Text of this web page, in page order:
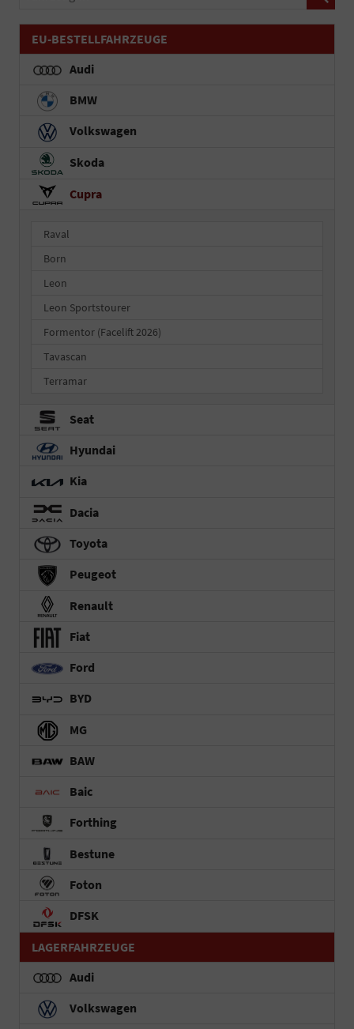
EU-BESTELLFAHRZEUGE
Audi
BMW
Volkswagen
Skoda
Cupra
Raval
Born
Leon
Leon Sportstourer
Formentor (Facelift 2026)
Tavascan
Terramar
Seat
Hyundai
Kia
Dacia
Toyota
Peugeot
Renault
Fiat
Ford
BYD
MG
BAW
Baic
Forthing
Bestune
Foton
DFSK
LAGERFAHRZEUGE
Audi
Volkswagen